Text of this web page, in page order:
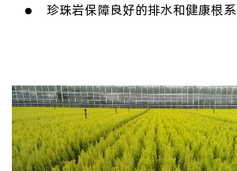
珍珠岩保障良好的排水和健康根系